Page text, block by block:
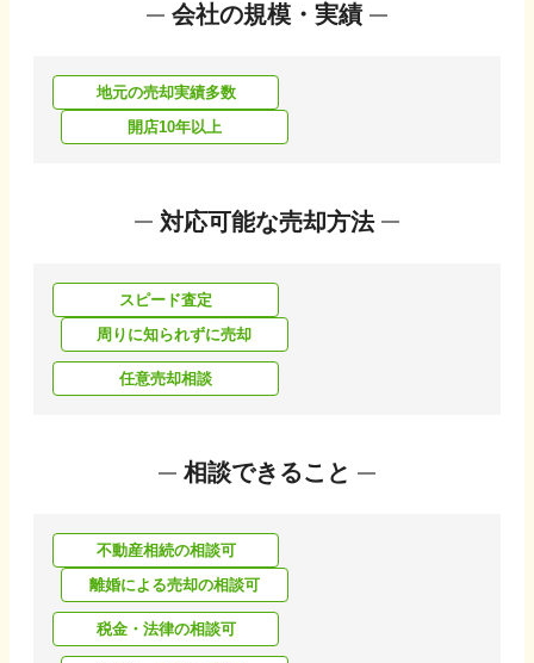
会社の規模・実績
地元の売却実績多数
開店10年以上
対応可能な売却方法
スピード査定
周りに知られずに売却
任意売却相談
相談できること
不動産相続の相談可
離婚による売却の相談可
税金・法律の相談可